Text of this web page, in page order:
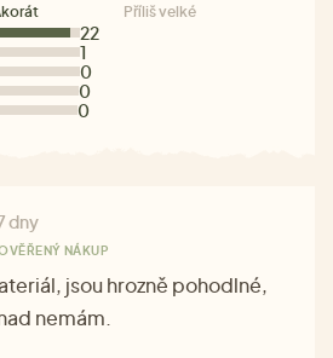
22
1
0
0
0
Příliš velké
dny
NÁKUP
jsou hrozně pohodlné,
nemám.